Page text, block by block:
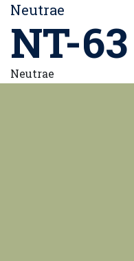
Neutrae
NT-63
Neutrae